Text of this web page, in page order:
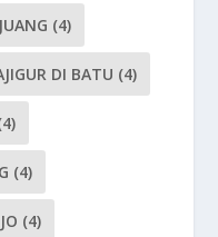
(4)
DI BATU (4)
(4)
(4)